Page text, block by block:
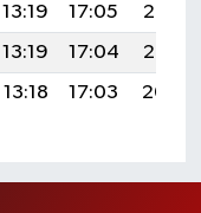
13:19 17:05
20:07
13:19 17:04
20:06
13:18 17:03 20:04